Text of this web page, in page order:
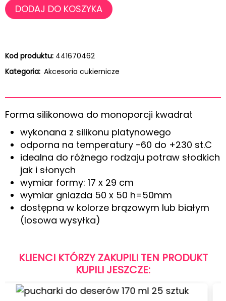
DODAJ DO KOSZYKA
Kod produktu: 441670462
Kategoria: Akcesoria cukiernicze
Forma silikonowa do monoporcji kwadrat
wykonana z silikonu platynowego
odporna na temperatury -60 do +230 st.C
idealna do różnego rodzaju potraw słodkich
jak i słonych
wymiar formy: 17 x 29 cm
wymiar gniazda 50 x 50 h=50mm
dostępna w kolorze brązowym lub białym
(losowa wysyłka)
KLIENCI KTÓRZY ZAKUPILI TEN PRODUKT
KUPILI JESZCZE: